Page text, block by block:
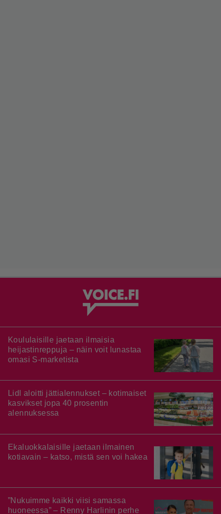
Koululaisille jaetaan ilmaisia
heijastinreppuja – näin voit lunastaa
omasi S-marketista
Lidl aloitti jättialennukset – kotimaiset
kasvikset jopa 40 prosentin
alennuksessa
Ekaluokkalaisille jaetaan ilmainen
kotiavain – katso, mistä sen voi hakea
”Nukuimme kaikki viisi samassa
huoneessa” – Renny Harlinin perhe